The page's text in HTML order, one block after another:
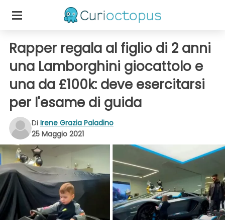
Rapper regala al figlio di 2 anni
una Lamborghini giocattolo e
una da £100k: deve esercitarsi
per l'esame di guida
Di Irene Grazia Paladino
25 Maggio 2021